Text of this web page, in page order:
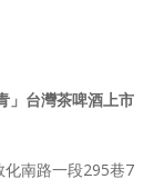
」台灣茶啤酒上市
化南路一段295巷7